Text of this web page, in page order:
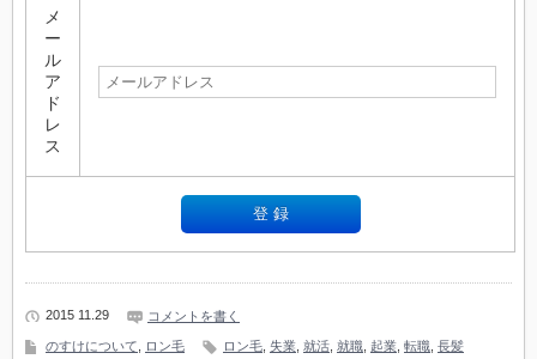
メ
ー
ル
ア
ド
レ
ス
2015 11.29 コメントを書く
のすけについて ロン毛 ロン毛 失業 就活 就職 起業 転職 長髪